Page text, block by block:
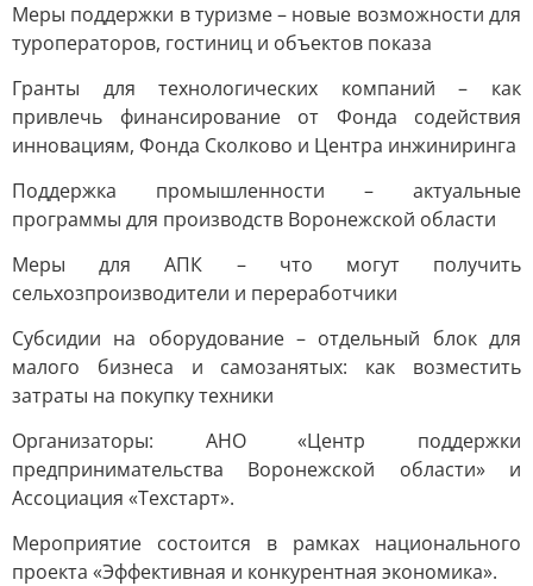
Меры поддержки в туризме – новые возможности для
туроператоров, гостиниц и объектов показа
Гранты для технологических компаний – как
привлечь финансирование от Фонда содействия
инновациям, Фонда Сколково и Центра инжиниринга
Поддержка промышленности – актуальные
программы для производств Воронежской области
Меры для АПК – что могут получить
сельхозпроизводители и переработчики
Субсидии на оборудование – отдельный блок для
малого бизнеса и самозанятых: как возместить
затраты на покупку техники
Организаторы: АНО «Центр поддержки
предпринимательства Воронежской области» и
Ассоциация «Техстарт».
Мероприятие состоится в рамках национального
проекта «Эффективная и конкурентная экономика».